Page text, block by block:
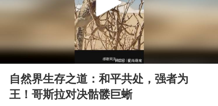
杭州全市有序停课
直击东北超：哈尔滨vs通辽
香港宏福苑火灾或由烟头引起
Play
00:00 01:51
自然界生存之道：和平共处，强者为
王！哥斯拉对决骷髅巨蜥